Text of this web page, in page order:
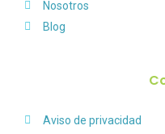
Nosotros
Blog
Aviso de privacidad